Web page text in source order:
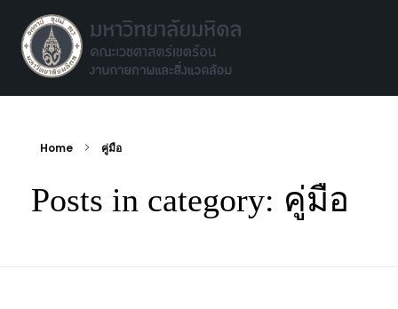
Home คู่มือ
Posts in category: คู่มือ